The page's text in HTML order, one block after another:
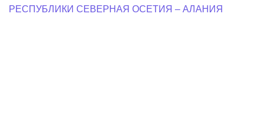
РЕСПУБЛИКИ СЕВЕРНАЯ ОСЕТИЯ – АЛАНИЯ